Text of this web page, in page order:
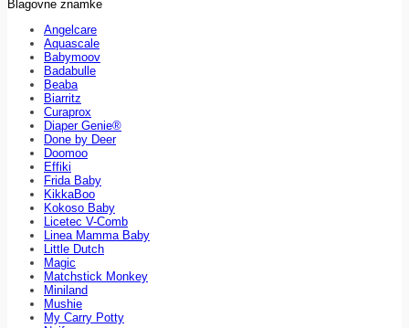
Blagovne znamke
Angelcare
Aquascale
Babymoov
Badabulle
Beaba
Biarritz
Curaprox
Diaper Genie®
Done by Deer
Doomoo
Effiki
Frida Baby
KikkaBoo
Kokoso Baby
Licetec V-Comb
Linea Mamma Baby
Little Dutch
Magic
Matchstick Monkey
Miniland
Mushie
My Carry Potty